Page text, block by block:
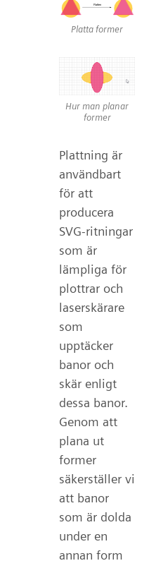
Platta former
Hur man planar
former
Plattning är
användbart
för att
producera
SVG-ritningar
som är
lämpliga för
plottrar och
laserskärare
som
upptäcker
banor och
skär enligt
dessa banor.
Genom att
plana ut
former
säkerställer vi
att banor
som är dolda
under en
annan form